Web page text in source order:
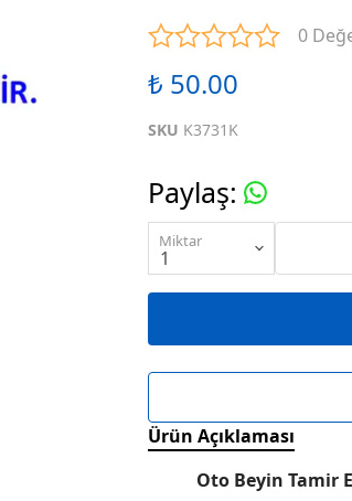
R SERİSİ ENTEGRELER
KARIŞIK SERİ ENTEGRELER
0
₺ 50.00
SKU K3731K
Paylaş:
Miktar
Ürün Açıklaması
Oto Beyin Tamir